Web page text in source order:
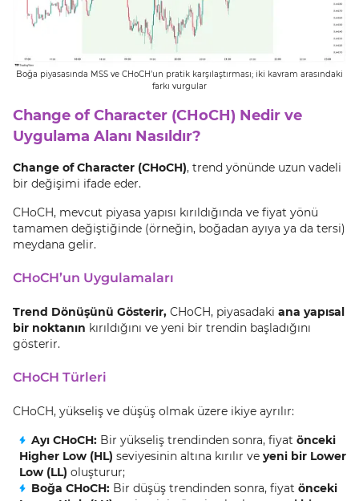
Boğa piyasasında MSS ve CHoCH’un pratik karşılaştırması; iki kavram arasındaki
farkı vurgular
Change of Character (CHoCH) Nedir ve
Uygulama Alanı Nasıldır?
Change of Character (CHoCH), trend yönünde uzun vadeli
bir değişimi ifade eder.
CHoCH, mevcut piyasa yapısı kırıldığında ve fiyat yönü
tamamen değiştiğinde (örneğin, boğadan ayıya ya da tersi)
meydana gelir.
CHoCH’un Uygulamaları
Trend Dönüşünü Gösterir, CHoCH, piyasadaki ana yapısal
bir noktanın kırıldığını ve yeni bir trendin başladığını
gösterir.
CHoCH Türleri
CHoCH, yükseliş ve düşüş olmak üzere ikiye ayrılır:
Ayı CHoCH: Bir yükseliş trendinden sonra, fiyat önceki
Higher Low (HL) seviyesinin altına kırılır ve yeni bir Lower
Low (LL) oluşturur;
Boğa CHoCH: Bir düşüş trendinden sonra, fiyat önceki